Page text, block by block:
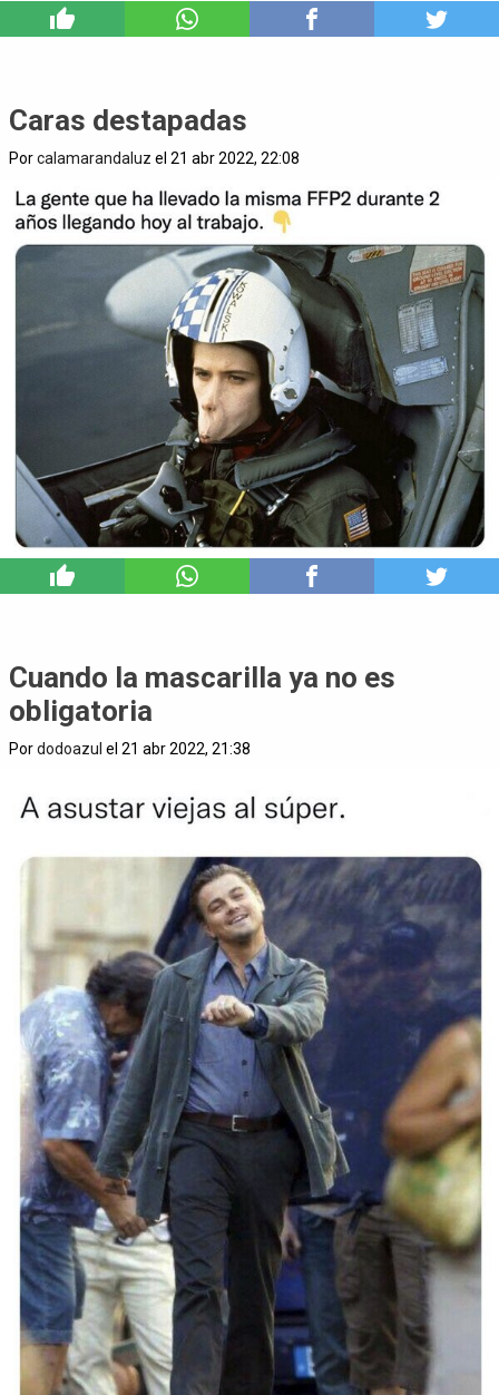
Caras destapadas
Porcalamarandaluz el 21 abr 2022, 22:08
Cuando la mascarilla ya no es
obligatoria
Pordodoazul el 21 abr 2022, 21:38